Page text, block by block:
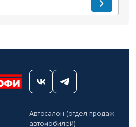
Автосалон (отдел продаж
автомобилей)